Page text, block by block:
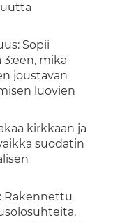
Sopii
3:een, mikä
joustavan
luovien
kirkkaan ja
suodatin
Rakennettu